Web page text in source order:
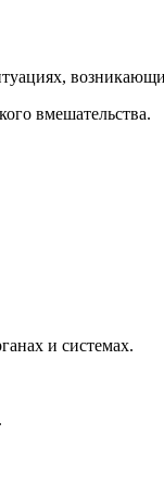
вмешательства.
и системах.